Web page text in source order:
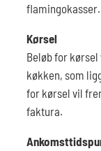
flamingokasser.
Kørsel
Beløb for
køkken, som
for kørsel vil
faktura.